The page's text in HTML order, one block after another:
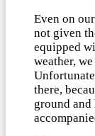
Even on
not given
equipped
weather,
there,
ground